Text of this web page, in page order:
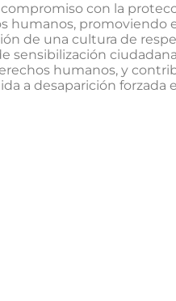
con la
humanos,
de una cultura de
sensibilización
humanos, y
a desaparición